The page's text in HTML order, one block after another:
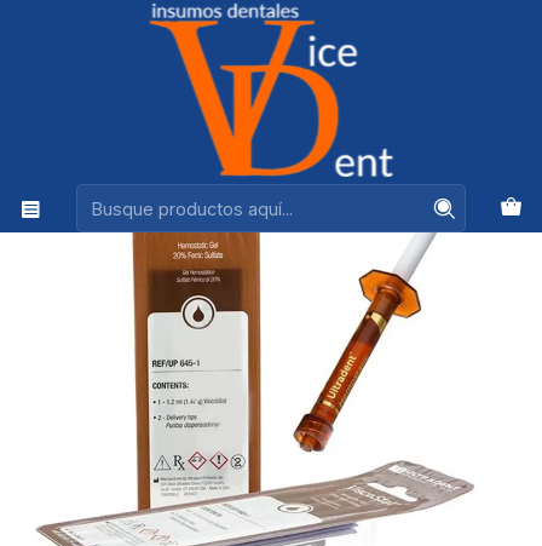
Ventas +56944575313
OPERATORIA Y ESTETICA
VISCOSTAT SULFATO FERRICO JERINGA 1,2ML